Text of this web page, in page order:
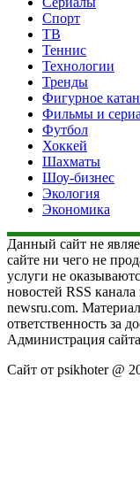
Спорт
ТВ
Теннис
Технологии
Тренды
Фигурное
Фильмы и
Футбол
Хоккей
Шахматы
Шоу-бизнес
Экология
Экономика
Данный сайт не
сайте ни чего не
услуги не
новостей RSS
newsru.com.
ответственность за
Администрация
Сайт от psikhoter @